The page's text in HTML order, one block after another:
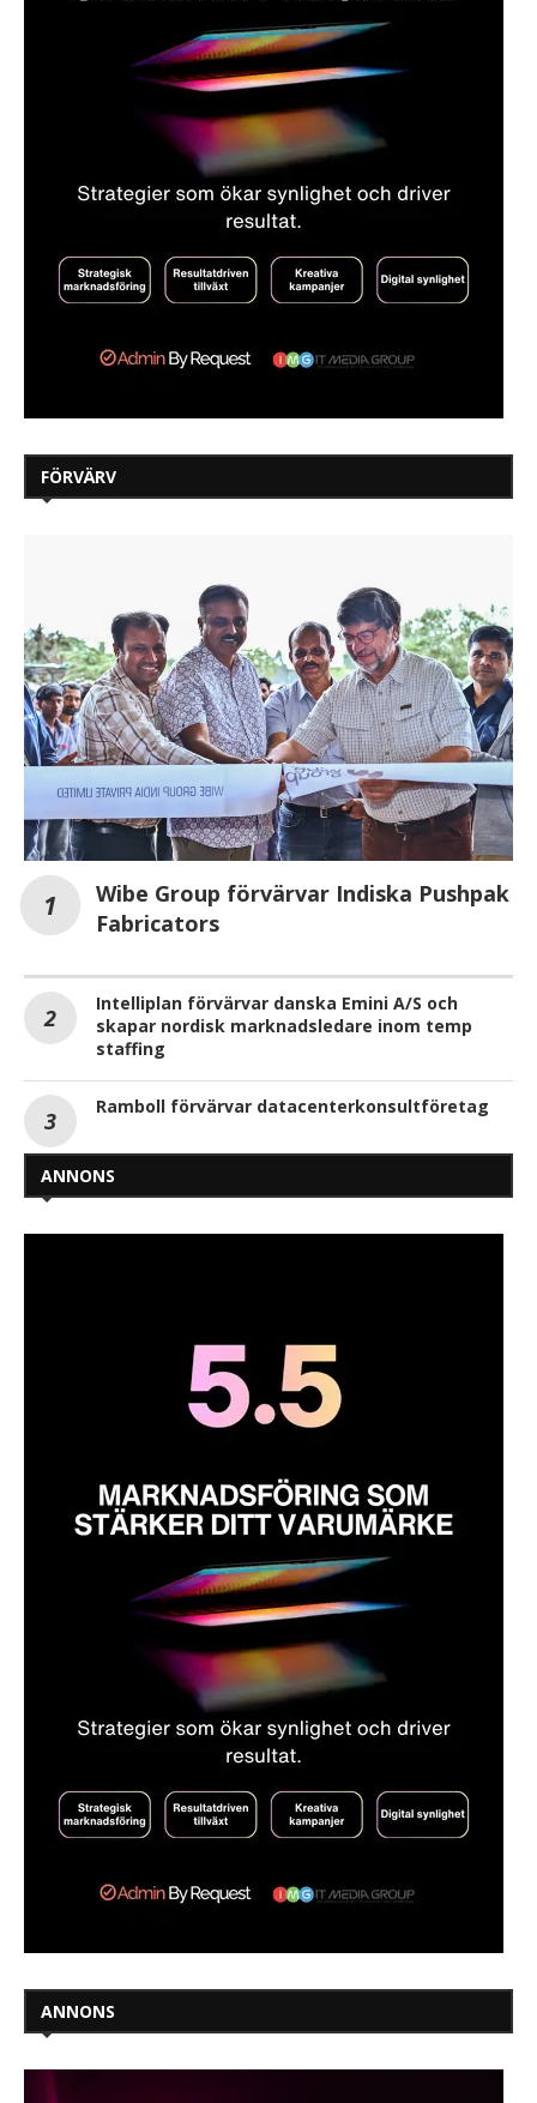
FÖRVÄRV
Wibe Group förvärvar Indiska Pushpak
Fabricators
Intelliplan förvärvar danska Emini A/S och
skapar nordisk marknadsledare inom temp
staffing
Ramboll förvärvar datacenterkonsultföretag
ANNONS
ANNONS